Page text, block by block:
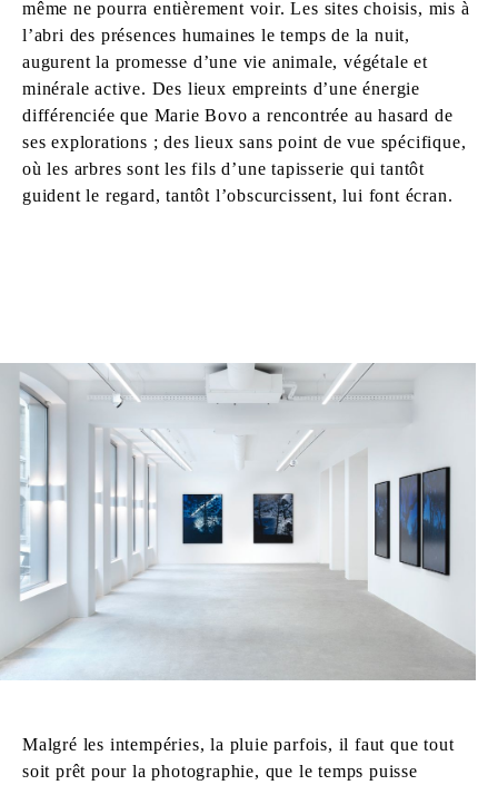
même ne pourra entièrement voir. Les sites choisis, mis à
l’abri des présences humaines le temps de la nuit,
augurent la promesse d’une vie animale, végétale et
minérale active. Des lieux empreints d’une énergie
différenciée que Marie Bovo a rencontrée au hasard de
ses explorations ; des lieux sans point de vue spécifique,
où les arbres sont les fils d’une tapisserie qui tantôt
guident le regard, tantôt l’obscurcissent, lui font écran.
Malgré les intempéries, la pluie parfois, il faut que tout
soit prêt pour la photographie, que le temps puisse